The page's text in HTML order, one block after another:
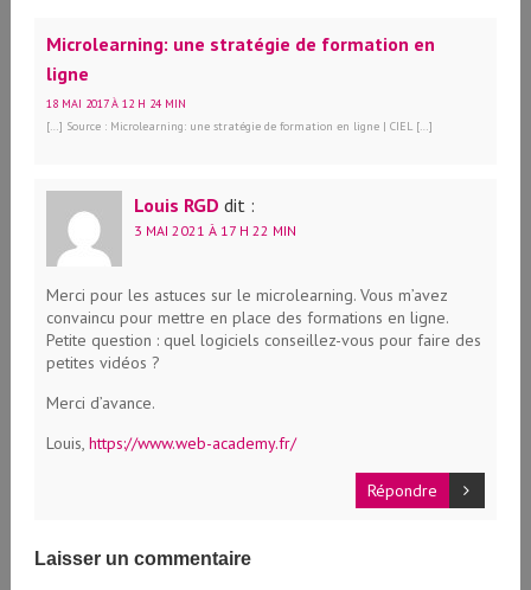
Microlearning: une stratégie de formation en
ligne
18 MAI 2017 À 12 H 24 MIN
[…] Source : Microlearning: une stratégie de formation en ligne | CIEL […]
Louis RGD dit :
3 MAI 2021 À 17 H 22 MIN
Merci pour les astuces sur le microlearning. Vous m’avez
convaincu pour mettre en place des formations en ligne.
Petite question : quel logiciels conseillez-vous pour faire des
petites vidéos ?
Merci d’avance.
Louis,https://www.web-academy.fr/
Répondre
Laisser un commentaire